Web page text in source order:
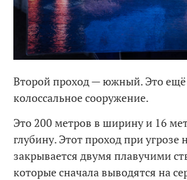
Второй проход — южный. Это ещё
колоссальное сооружение.
Это 200 метров в ширину и 16
глубину. Этот проход при угрозе
закрывается двумя плавучими
которые сначала выводятся на